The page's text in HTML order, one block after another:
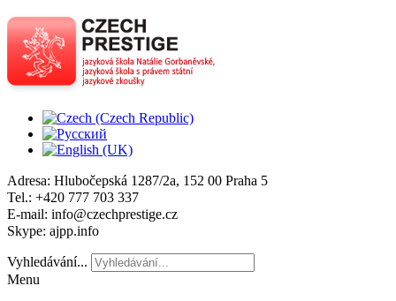
Adresa: Hlubočepská 1287/2a, 152 00 Praha 5
Tel.: +420 777 703 337
E-mail: info@czechprestige.cz
Skype: ajpp.info
Vyhledávání...
Menu